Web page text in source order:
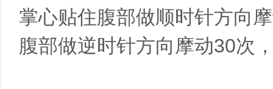
掌心贴住腹部做顺时针方向
腹部做逆时针方向摩动30次